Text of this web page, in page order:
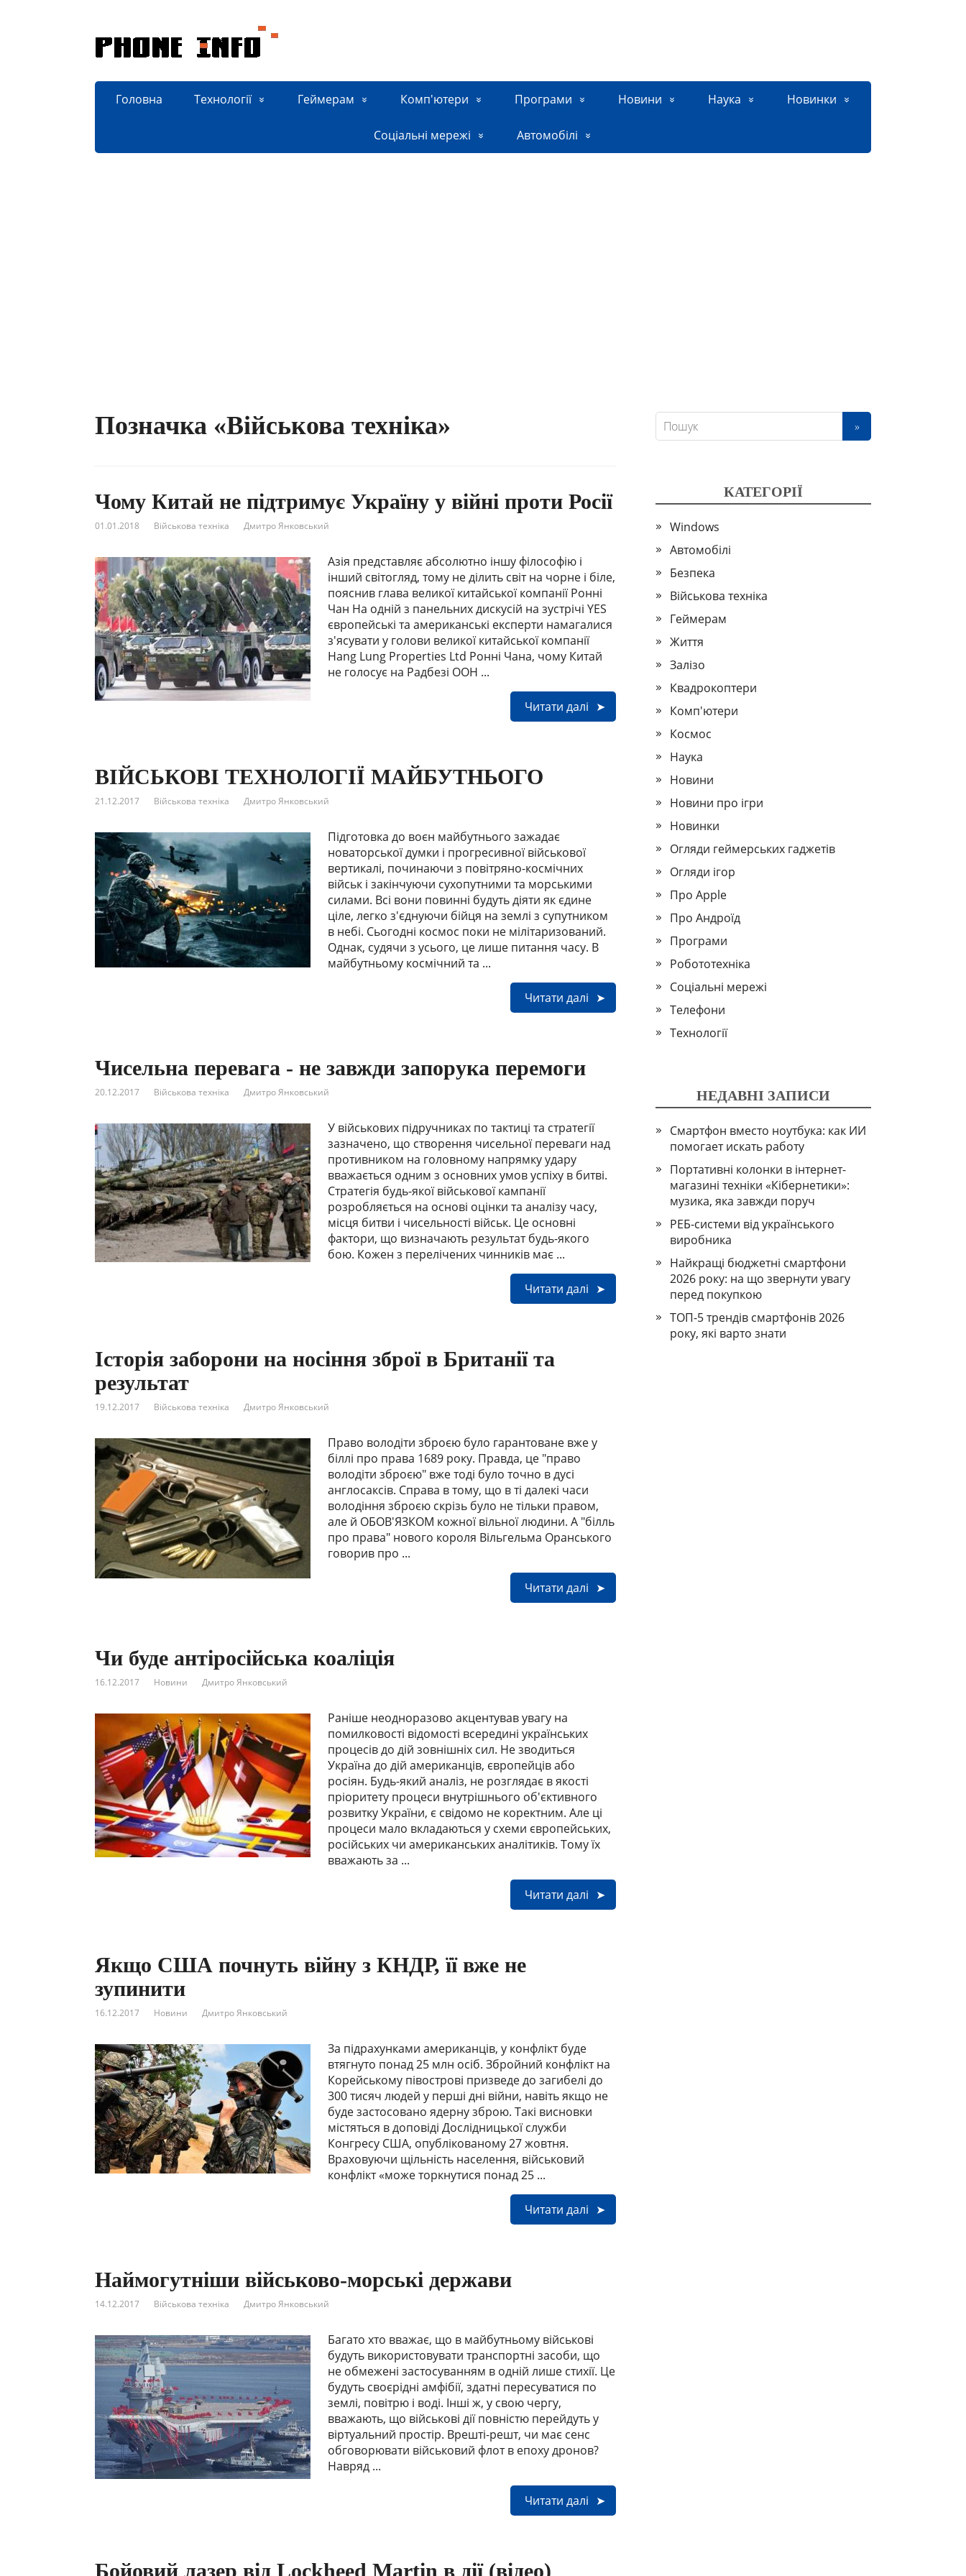
Головна Технології Геймерам Комп'ютери Програми Новини Наука Новинки
Соціальні мережі Автомобілі
Позначка «Військова техніка»
Чому Китай не підтримує Україну у війні проти Росії
01.01.2018 Військова техніка Дмитро Янковський
Азія представляє абсолютно іншу філософію і
інший світогляд, тому не ділить світ на чорне і біле,
пояснив глава великої китайської компанії Ронні
Чан На одній з панельних дискусій на зустрічі YES
європейські та американські експерти намагалися
з'ясувати у голови великої китайської компанії
Hang Lung Properties Ltd Ронні Чана, чому Китай
не голосує на Радбезі ООН ...
Читати далі
ВІЙСЬКОВІ ТЕХНОЛОГІЇ МАЙБУТНЬОГО
21.12.2017 Військова техніка Дмитро Янковський
Підготовка до воєн майбутнього зажадає
новаторської думки і прогресивної військової
вертикалі, починаючи з повітряно-космічних
військ і закінчуючи сухопутними та морськими
силами. Всі вони повинні будуть діяти як єдине
ціле, легко з'єднуючи бійця на землі з супутником
в небі. Сьогодні космос поки не мілітаризований.
Однак, судячи з усього, це лише питання часу. В
майбутньому космічний та ...
Читати далі
Чисельна перевага - не завжди запорука перемоги
20.12.2017 Військова техніка Дмитро Янковський
У військових підручниках по тактиці та стратегії
зазначено, що створення чисельної переваги над
противником на головному напрямку удару
вважається одним з основних умов успіху в битві.
Стратегія будь-якої військової кампанії
розробляється на основі оцінки та аналізу часу,
місця битви і чисельності військ. Це основні
фактори, що визначають результат будь-якого
бою. Кожен з перелічених чинників має ...
Читати далі
Історія заборони на носіння зброї в Британії та
результат
19.12.2017 Військова техніка Дмитро Янковський
Право володіти зброєю було гарантоване вже у
біллі про права 1689 року. Правда, це "право
володіти зброєю" вже тоді було точно в дусі
англосаксів. Справа в тому, що в ті далекі часи
володіння зброєю скрізь було не тільки правом,
але й ОБОВ'ЯЗКОМ кожної вільної людини. А "білль
про права" нового короля Вільгельма Оранського
говорив про ...
Читати далі
Чи буде антіросійська коаліція
16.12.2017 Новини Дмитро Янковський
Раніше неодноразово акцентував увагу на
помилковості відомості всередині українських
процесів до дій зовнішніх сил. Не зводиться
Україна до дій американців, європейців або
росіян. Будь-який аналіз, не розглядає в якості
пріоритету процеси внутрішнього об'єктивного
розвитку України, є свідомо не коректним. Але ці
процеси мало вкладаються у схеми європейських,
російських чи американських аналітиків. Тому їх
вважають за ...
Читати далі
Якщо США почнуть війну з КНДР, її вже не
зупинити
16.12.2017 Новини Дмитро Янковський
За підрахунками американців, у конфлікт буде
втягнуто понад 25 млн осіб. Збройний конфлікт на
Корейському півострові призведе до загибелі до
300 тисяч людей у перші дні війни, навіть якщо не
буде застосовано ядерну зброю. Такі висновки
містяться в доповіді Дослідницької служби
Конгресу США, опублікованому 27 жовтня.
Враховуючи щільність населення, військовий
конфлікт «може торкнутися понад 25 ...
Читати далі
Наймогутніши військово-морські держави
14.12.2017 Військова техніка Дмитро Янковський
Багато хто вважає, що в майбутньому військові
будуть використовувати транспортні засоби, що
не обмежені застосуванням в одній лише стихії. Це
будуть своєрідні амфібії, здатні пересуватися по
землі, повітрю і воді. Інші ж, у свою чергу,
вважають, що військові дії повністю перейдуть у
віртуальний простір. Врешті-решт, чи має сенс
обговорювати військовий флот в епоху дронов?
Навряд ...
Читати далі
Бойовий лазер від Lockheed Martin в дії (відео)
КАТЕГОРІЇ
Windows
Автомобілі
Безпека
Військова техніка
Геймерам
Життя
Залізо
Квадрокоптери
Комп'ютери
Космос
Наука
Новини
Новини про ігри
Новинки
Огляди геймерських гаджетів
Огляди ігор
Про Apple
Про Андроїд
Програми
Робототехніка
Соціальні мережі
Телефони
Технології
НЕДАВНІ ЗАПИСИ
Смартфон вместо ноутбука: как ИИ
помогает искать работу
Портативні колонки в інтернет-
магазині техніки «Кібернетики»:
музика, яка завжди поруч
РЕБ-системи від українського
виробника
Найкращі бюджетні смартфони
2026 року: на що звернути увагу
перед покупкою
ТОП-5 трендів смартфонів 2026
року, які варто знати